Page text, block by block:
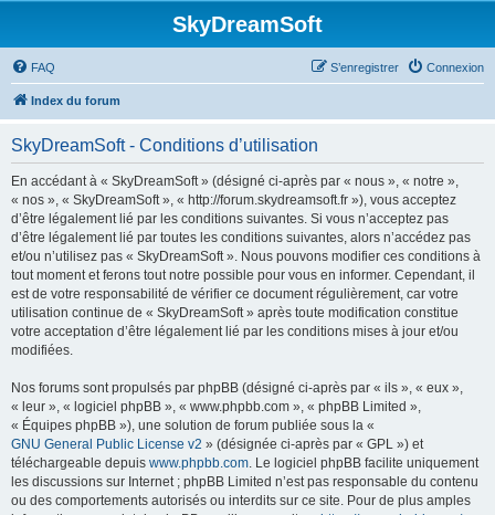
SkyDreamSoft
FAQ Connexion
S’enregistrer
Index du forum
SkyDreamSoft - Conditions d’utilisation
En accédant à « SkyDreamSoft » (désigné ci-après par « nous », « notre »,
« nos », « SkyDreamSoft », « http://forum.skydreamsoft.fr »), vous acceptez
d’être légalement lié par les conditions suivantes. Si vous n’acceptez pas
d’être légalement lié par toutes les conditions suivantes, alors n’accédez pas
et/ou n’utilisez pas « SkyDreamSoft ». Nous pouvons modifier ces conditions à
tout moment et ferons tout notre possible pour vous en informer. Cependant, il
est de votre responsabilité de vérifier ce document régulièrement, car votre
utilisation continue de « SkyDreamSoft » après toute modification constitue
votre acceptation d’être légalement lié par les conditions mises à jour et/ou
modifiées.
Nos forums sont propulsés par phpBB (désigné ci-après par « ils », « eux »,
« leur », « logiciel phpBB », « www.phpbb.com », « phpBB Limited »,
« Équipes phpBB »), une solution de forum publiée sous la «
GNU General Public License v2 » (désignée ci-après par « GPL ») et
téléchargeable depuis www.phpbb.com. Le logiciel phpBB facilite uniquement
les discussions sur Internet ; phpBB Limited n’est pas responsable du contenu
ou des comportements autorisés ou interdits sur ce site. Pour de plus amples